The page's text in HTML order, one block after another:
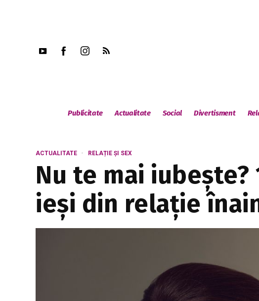
Publicitate Actualitate Social Divertisment
ACTUALITATE RELAȚIE ȘI SEX
Nu te mai
ieși din relație